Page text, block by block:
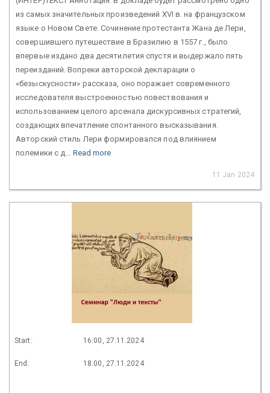
из самых значительных произведений XVI в. на французском
языке о Новом Свете. Сочинение протестанта Жана де Лери,
совершившего путешествие в Бразилию в 1557 г., было
впервые издано два десятилетия спустя и выдержало пять
переизданий. Вопреки авторской декларации о
«безыскусности» рассказа, оно поражает современного
исследователя выстроенностью повествования и
использованием целого арсенала дискурсивных стратегий,
создающих впечатление спонтанного высказывания.
Авторский стиль Лери формировался под влиянием
полемики с д... Read more
11 Jan 2024
Start: 16:00, 27.11.2024
End: 18:00, 27.11.2024